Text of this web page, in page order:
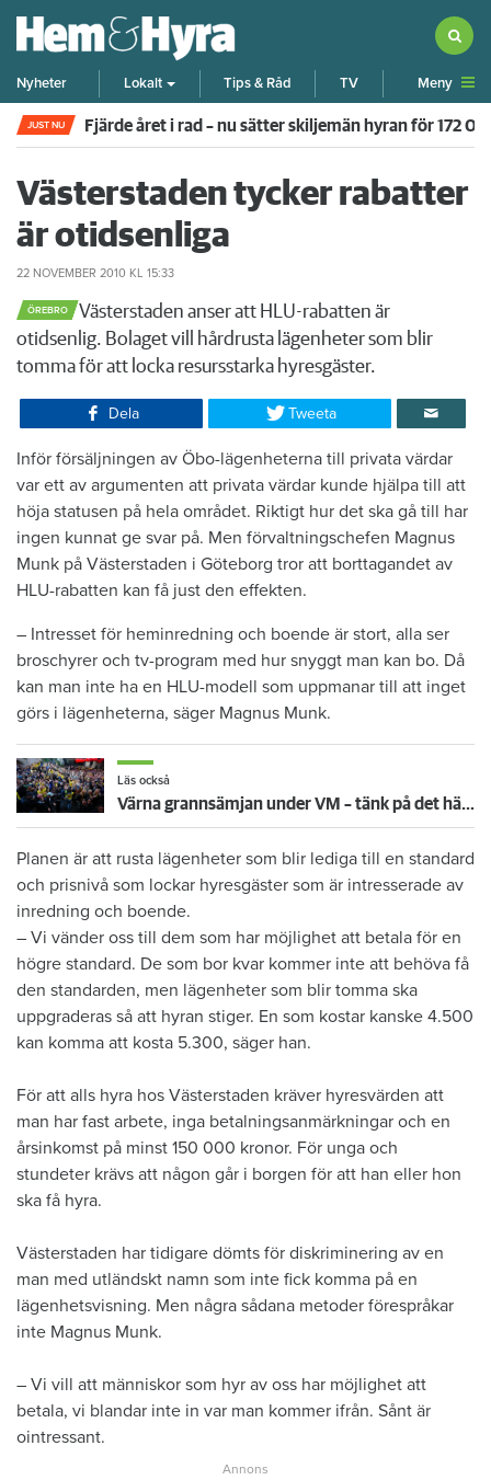
Nyheter Lokalt Tips & Råd TV Meny
JUST NU Fjärde året i rad – nu sätter skiljemän hyran för 172
Västerstaden tycker rabatter
är otidsenliga
22 NOVEMBER 2010 KL 15:33
ÖREBRO
​Västerstaden anser att HLU-rabatten är
otidsenlig. Bolaget vill hårdrusta lägenheter som blir
tomma för att locka resursstarka hyresgäster.
Dela Tweeta
​Inför försäljningen av Öbo-lägenheterna till privata värdar
var ett av argumenten att privata värdar kunde hjälpa till att
höja statusen på hela området. Riktigt hur det ska gå till har
ingen kunnat ge svar på. Men förvaltningschefen Magnus
Munk på Västerstaden i Göteborg tror att borttagandet av
HLU-rabatten kan få just den effekten.
– Intresset för heminredning och boende är stort, alla ser
broschyrer och tv-program med hur snyggt man kan bo. Då
kan man inte ha en HLU-modell som uppmanar till att inget
görs i lägenheterna, säger Magnus Munk.
Läs också
Värna grannsämjan under VM – tänk på det här inför fortsatta nattmatcher
Planen är att rusta lägenheter som blir lediga till en standard
och prisnivå som lockar hyresgäster som är intresserade av
inredning och boende.
– Vi vänder oss till dem som har möjlighet att betala för en
högre standard. De som bor kvar kommer inte att behöva få
den standarden, men lägenheter som blir tomma ska
uppgraderas så att hyran stiger. En som kostar kanske 4.500
kan komma att kosta 5.300, säger han.
För att alls hyra hos Västerstaden kräver hyresvärden att
man har fast arbete, inga betalningsanmärkningar och en
årsinkomst på minst 150 000 kronor. För unga och
stundeter krävs att någon går i borgen för att han eller hon
ska få hyra.
Västerstaden har tidigare dömts för diskriminering av en
man med utländskt namn som inte fick komma på en
lägenhetsvisning. Men några sådana metoder förespråkar
inte Magnus Munk.
– Vi vill att människor som hyr av oss har möjlighet att
betala, vi blandar inte in var man kommer ifrån. Sånt är
ointressant.